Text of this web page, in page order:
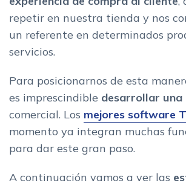
repetir en nuestra tienda y nos
un referente en determinados
servicios.
Para posicionarnos de esta
es imprescindible desarrollar
comercial. Los mejores software
momento ya integran muchas
para dar este gran paso.
A continuación vamos a ver las